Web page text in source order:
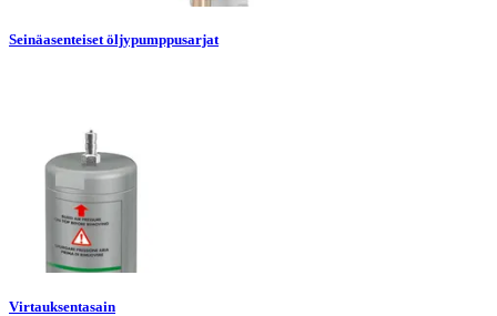
Seinäasenteiset öljypumppusarjat
Virtauksentasain